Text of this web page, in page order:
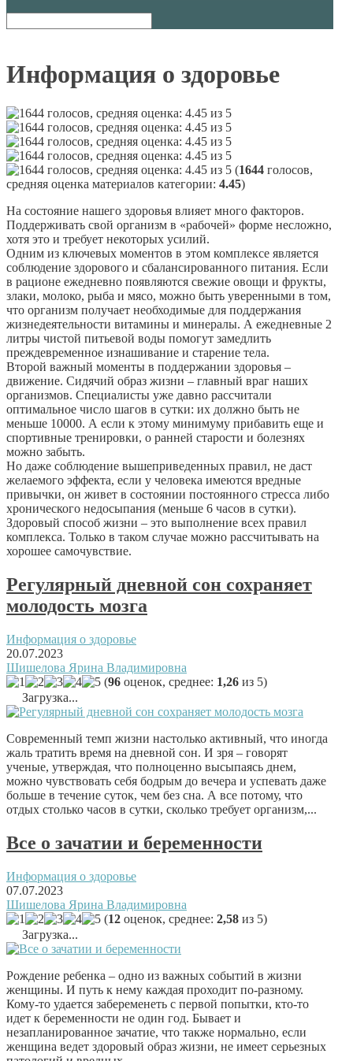
Информация о здоровье
(1644 голосов,
средняя оценка материалов категории: 4.45)
На состояние нашего здоровья влияет много факторов.
Поддерживать свой организм в «рабочей» форме несложно,
хотя это и требует некоторых усилий.
Одним из ключевых моментов в этом комплексе является
соблюдение здорового и сбалансированного питания. Если
в рационе ежедневно появляются свежие овощи и фрукты,
злаки, молоко, рыба и мясо, можно быть уверенными в том,
что организм получает необходимые для поддержания
жизнедеятельности витамины и минералы. А ежедневные 2
литры чистой питьевой воды помогут замедлить
преждевременное изнашивание и старение тела.
Второй важный моменты в поддержании здоровья –
движение. Сидячий образ жизни – главный враг наших
организмов. Специалисты уже давно рассчитали
оптимальное число шагов в сутки: их должно быть не
меньше 10000. А если к этому минимуму прибавить еще и
спортивные тренировки, о ранней старости и болезнях
можно забыть.
Но даже соблюдение вышеприведенных правил, не даст
желаемого эффекта, если у человека имеются вредные
привычки, он живет в состоянии постоянного стресса либо
хронического недосыпания (меньше 6 часов в сутки).
Здоровый способ жизни – это выполнение всех правил
комплекса. Только в таком случае можно рассчитывать на
хорошее самочувствие.
Регулярный дневной сон сохраняет
молодость мозга
Информация о здоровье
20.07.2023
Шишелова Ярина Владимировна
(96 оценок, среднее: 1,26 из 5)
Загрузка...
Современный темп жизни настолько активный, что иногда
жаль тратить время на дневной сон. И зря – говорят
ученые, утверждая, что полноценно высыпаясь днем,
можно чувствовать себя бодрым до вечера и успевать даже
больше в течение суток, чем без сна. А все потому, что
отдых столько часов в сутки, сколько требует организм,...
Все о зачатии и беременности
Информация о здоровье
07.07.2023
Шишелова Ярина Владимировна
(12 оценок, среднее: 2,58 из 5)
Загрузка...
Рождение ребенка – одно из важных событий в жизни
женщины. И путь к нему каждая проходит по-разному.
Кому-то удается забеременеть с первой попытки, кто-то
идет к беременности не один год. Бывает и
незапланированное зачатие, что также нормально, если
женщина ведет здоровый образ жизни, не имеет серьезных